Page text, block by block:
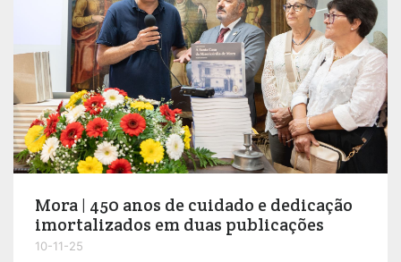
Mora | 450 anos de cuidado e dedicação
imortalizados em duas publicações
10-11-25